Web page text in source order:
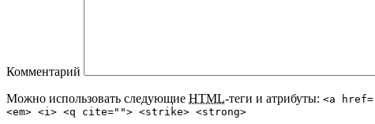
Комментарий
Можно использовать следующие HTML-теги и атрибуты: <a
<em> <i> <q cite=""> <strike> <strong>